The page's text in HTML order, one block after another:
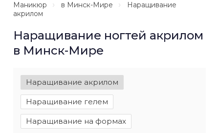
Маникюр в Минск-Мире
Наращивание
акрилом
Наращивание ногтей акрилом
в Минск-Мире
Наращивание акрилом
Наращивание гелем
Наращивание на формах